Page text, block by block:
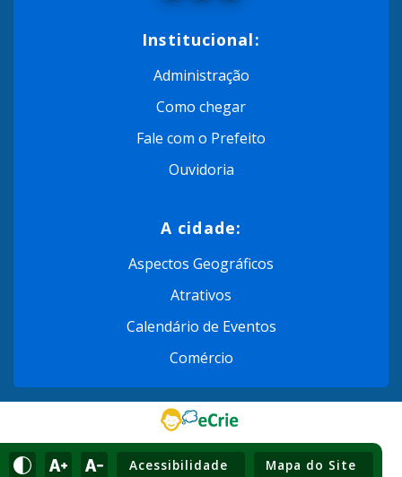
Acessibilidade Mapa do Site
Institucional:
Administração
Como chegar
Fale com o Prefeito
Ouvidoria
A cidade:
Aspectos Geográficos
Atrativos
Calendário de Eventos
Comércio